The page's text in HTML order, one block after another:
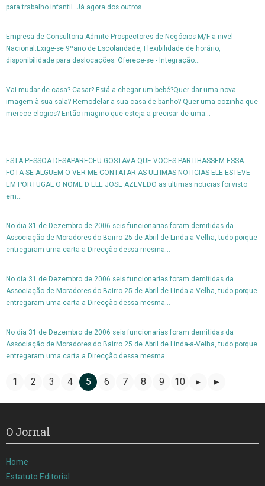
para trabalho infantil. Já agora dos outros...
Empresa de Consultoria Admite Prospectores de Negócios M/F a nivel
Nacional.Exige-se 9ºano de Escolaridade, Flexibilidade de horário,
disponibilidade para deslocações. Oferece-se - Integração...
Vai mudar de casa? Casar? Está a chegar um bebé?Quer dar uma nova
imagem à sua sala? Remodelar a sua casa de banho? Quer uma cozinha que
merece elogios? Então imagino que esteja a precisar de uma...
ESTA PESSOA DESAPARECEU GOSTAVA QUE VOCES PARTIHASSEM ESSA
FOTA SE ALGUEM O VER ME CONTATAR AS ULTIMAS NOTICIAS ELE ESTEVE
EM PORTUGAL O NOME D ELE JOSE AZEVEDO as ultimas noticias foi visto
em...
No dia 31 de Dezembro de 2006 seis funcionarias foram demitidas da
Associação de Moradores do Bairro 25 de Abril de Linda-a-Velha, tudo porque
entregaram uma carta a Direcção dessa mesma...
No dia 31 de Dezembro de 2006 seis funcionarias foram demitidas da
Associação de Moradores do Bairro 25 de Abril de Linda-a-Velha, tudo porque
entregaram uma carta a Direcção dessa mesma...
No dia 31 de Dezembro de 2006 seis funcionarias foram demitidas da
Associação de Moradores do Bairro 25 de Abril de Linda-a-Velha, tudo porque
entregaram uma carta a Direcção dessa mesma...
1 2 3 4 5 6 7 8 9 10 ▸ ►
O Jornal
Home
Estatuto Editorial